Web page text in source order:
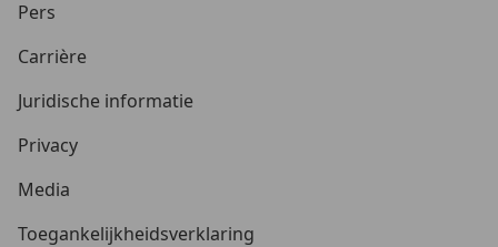
Pers
Carrière
Juridische informatie
Privacy
Media
Toegankelijkheidsverklaring